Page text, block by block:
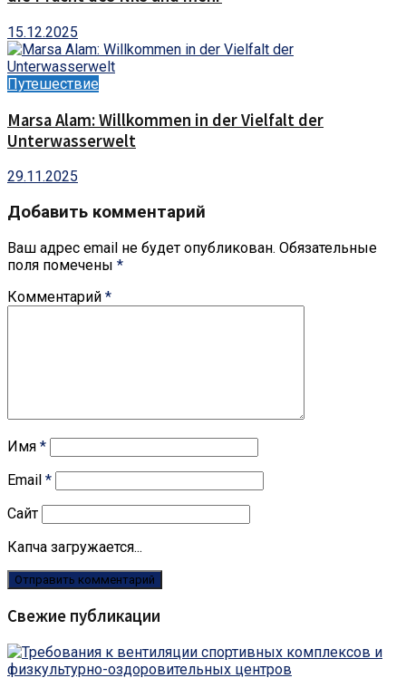
15.12.2025
Путешествие
Marsa Alam: Willkommen in der Vielfalt der
Unterwasserwelt
29.11.2025
Добавить комментарий
Ваш адрес email не будет опубликован. Обязательные
поля помечены *
Комментарий *
Имя *
Email *
Сайт
Капча загружается...
Свежие публикации